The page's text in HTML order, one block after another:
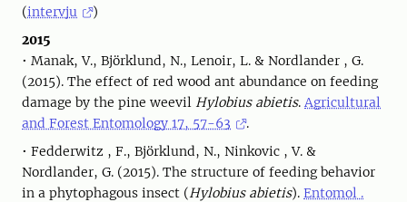
(intervju
)
2015
• Manak, V., Björklund, N., Lenoir, L. & Nordlander , G.
(2015). The effect of red wood ant abundance on feeding
damage by the pine weevil Hylobius abietis. Agricultural
and Forest Entomology 17, 57-63
.
• Fedderwitz , F., Björklund, N., Ninkovic , V. &
Nordlander, G. (2015). The structure of feeding behavior
in a phytophagous insect (Hylobius abietis). Entomol .